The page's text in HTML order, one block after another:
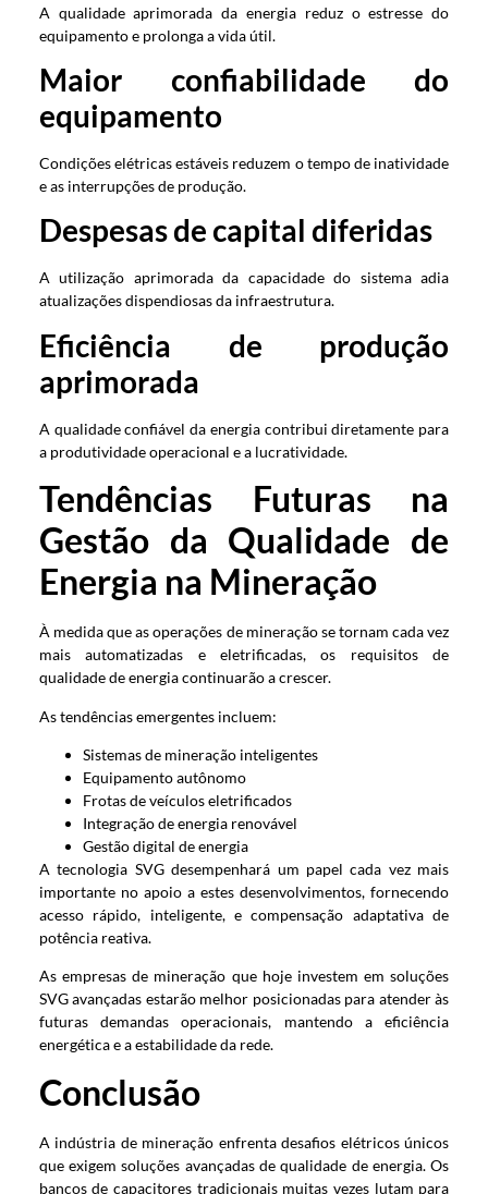
A qualidade aprimorada da energia reduz o estresse do
equipamento e prolonga a vida útil.
Maior confiabilidade do
equipamento
Condições elétricas estáveis ​​reduzem o tempo de inatividade
e as interrupções de produção.
Despesas de capital diferidas
A utilização aprimorada da capacidade do sistema adia
atualizações dispendiosas da infraestrutura.
Eficiência de produção
aprimorada
A qualidade confiável da energia contribui diretamente para
a produtividade operacional e a lucratividade.
Tendências Futuras na
Gestão da Qualidade de
Energia na Mineração
À medida que as operações de mineração se tornam cada vez
mais automatizadas e eletrificadas, os requisitos de
qualidade de energia continuarão a crescer.
As tendências emergentes incluem:
Sistemas de mineração inteligentes
Equipamento autônomo
Frotas de veículos eletrificados
Integração de energia renovável
Gestão digital de energia
A tecnologia SVG desempenhará um papel cada vez mais
importante no apoio a estes desenvolvimentos, fornecendo
acesso rápido, inteligente, e compensação adaptativa de
potência reativa.
As empresas de mineração que hoje investem em soluções
SVG avançadas estarão melhor posicionadas para atender às
futuras demandas operacionais, mantendo a eficiência
energética e a estabilidade da rede.
Conclusão
A indústria de mineração enfrenta desafios elétricos únicos
que exigem soluções avançadas de qualidade de energia. Os
bancos de capacitores tradicionais muitas vezes lutam para